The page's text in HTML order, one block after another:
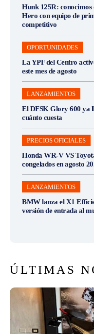
Hunk 125R: conocimos
Hero con equipo de
competitivo
OPORTUNIDADES
La YPF del Centro
este mes de agosto
LANZAMIENTOS
El DFSK Glory 600 ya
cuánto cuesta
PRECIOS OFICIALES
Honda WR-V VS
congelados en agosto
LANZAMIENTOS
BMW lanza el X1
versión de entrada al
ÚLTIMAS